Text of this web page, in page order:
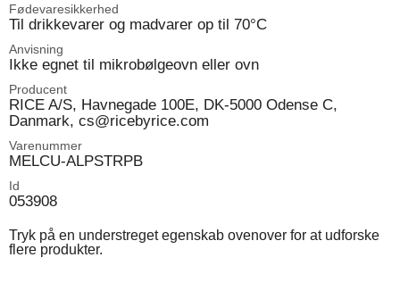
Fødevaresikkerhed
Til drikkevarer og madvarer op til 70°C
Anvisning
Ikke egnet til mikrobølgeovn eller ovn
Producent
RICE A/S, Havnegade 100E, DK-5000 Odense C,
Danmark, cs@ricebyrice.com
Varenummer
MELCU-ALPSTRPB
Id
053908
Tryk på en understreget egenskab ovenover for at udforske
flere produkter.